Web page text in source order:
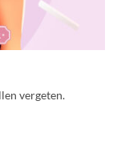
vergeten.